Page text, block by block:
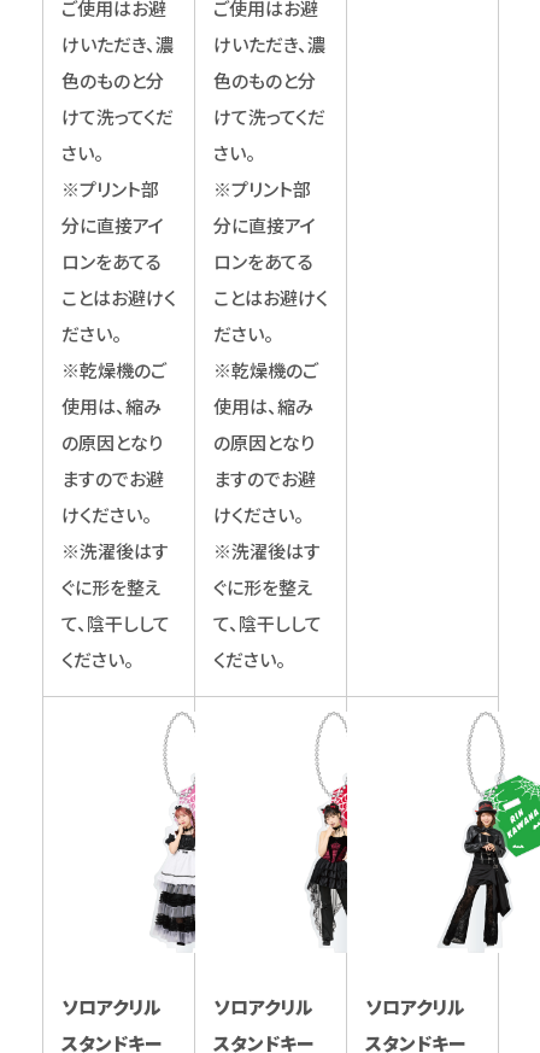
ご使用はお避
けいただき、濃
色のものと分
けて洗ってくだ
さい。
※プリント部
分に直接アイ
ロンをあてる
ことはお避けく
ださい。
※乾燥機のご
使用は、縮み
の原因となり
ますのでお避
けください。
※洗濯後はす
ぐに形を整え
て、陰干しして
ください。
ご使用はお避
けいただき、濃
色のものと分
けて洗ってくだ
さい。
※プリント部
分に直接アイ
ロンをあてる
ことはお避けく
ださい。
※乾燥機のご
使用は、縮み
の原因となり
ますのでお避
けください。
※洗濯後はす
ぐに形を整え
て、陰干しして
ください。
ソロアクリル
スタンドキー
ソロアクリル
スタンドキー
ソロアクリル
スタンドキー